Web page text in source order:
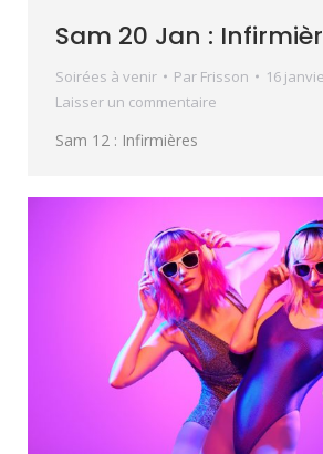
Sam 20 Jan :
Soirées à venir Par Frisson
16
Laisser un commentaire
Sam 12 : Infirmières